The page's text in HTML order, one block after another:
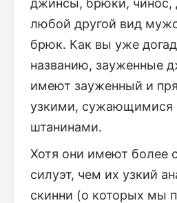
джинсы, брюки, чинос,
любой другой вид
брюк. Как вы уже
названию, зауженные
имеют зауженный и
узкими, сужающимися
штанинами.
Хотя они имеют более
силуэт, чем их узкий
скинни (о которых мы